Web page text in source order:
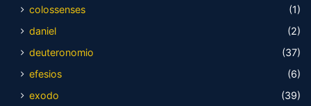
colossenses
(1)
daniel
(2)
deuteronomio
(37)
efesios
(6)
exodo
(39)